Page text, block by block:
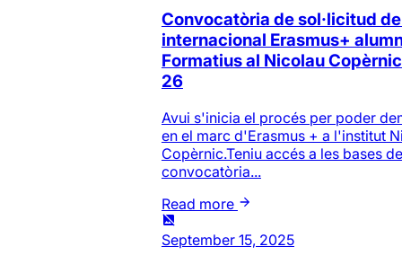
Convocatòria de sol·licitud
internacional Erasmus+
Formatius al Nicolau
26
Avui s'inicia el procés per poder
en el marc d'Erasmus + a l'institut
Copèrnic.Teniu accés a les bases
convocatòria...
Read more
September 15, 2025